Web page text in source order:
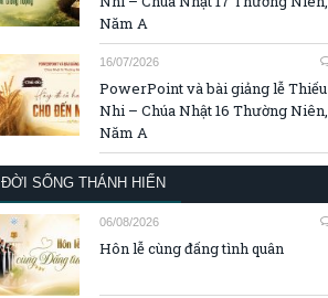
Năm A
16/07/2026
PowerPoint và bài giảng lễ Thiếu
Nhi – Chúa Nhật 16 Thường Niên,
Năm A
ĐỜI SỐNG THÁNH HIẾN
06/08/2026
Hôn lễ cùng đấng tình quân